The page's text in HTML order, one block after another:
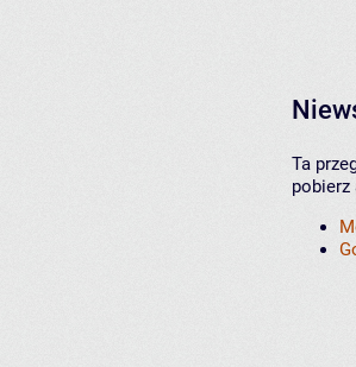
Ta
pobierz